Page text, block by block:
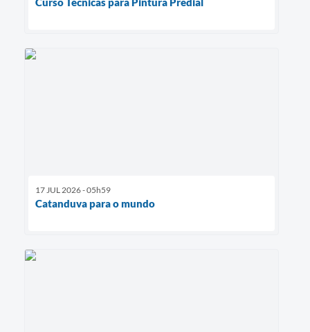
17 JUL 2026 - 05h59
Catanduva para o mundo